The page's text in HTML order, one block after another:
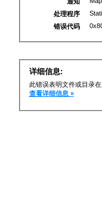
处理程序
错误代码
详细信息:
此错误表明文件或目录
查看详细信息 »